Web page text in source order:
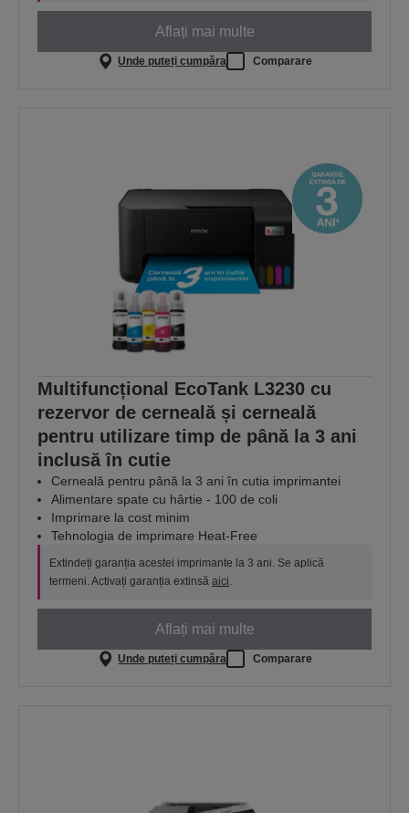
Aflați mai multe
Unde puteți cumpăra Comparare
Multifuncțional EcoTank L3230 cu
rezervor de cerneală și cerneală
pentru utilizare timp de până la 3 ani
inclusă în cutie
Cerneală pentru până la 3 ani în cutia imprimantei
Alimentare spate cu hârtie - 100 de coli
Imprimare la cost minim
Tehnologia de imprimare Heat-Free
Extindeți garanția acestei imprimante la 3 ani. Se aplică
termeni. Activați garanția extinsă aici.
Aflați mai multe
Unde puteți cumpăra Comparare